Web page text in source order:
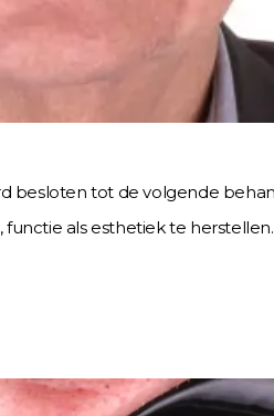
besloten tot de volgende
als esthetiek te herstellen.